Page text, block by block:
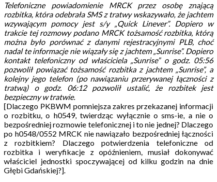
Telefoniczne powiadomienie MRCK przez osobę znającą
rozbitka, która odebrała SMSz tratwy wskazywało, że jachtem
wzywającym pomocy jest s/y „Quick Linever”. Dopiero w
trakcie tej rozmowy podano MRCK tożsamość rozbitka, którą
można było porównać z danymi rejestracyjnymi PLB, choć
nadal te informacje nie wiązały się z jachtem „Sunrise”. Dopiero
kontakt telefoniczny od właściciela „Sunrise” o godz. 05:56
pozwolił powiązać tożsamość rozbitka z jachtem „Sunrise”, a
kolejny jego telefon (po nawiązaniu przerywanej łączności z
tratwą) o godz. 06:12 pozwolił ustalić, że rozbitek jest
bezpieczny w tratwie.
[Dlaczego PKBWM pomniejsza zakres przekazanej informacji
o rozbitku, o h0549, twierdząc wyłącznie o sms-ie, a nie o
bezpośredniej rozmowie telefonicznej i to nie jednej? Dlaczego
po h0548/0552 MRCK nie nawiązało bezpośredniej łączności
z rozbitkiem? Dlaczego potwierdzenia telefoniczne od
rozbitka i weryfikacje z opóźnieniem, musiał dokonywać
właściciel jednostki spoczywającej od kilku godzin na dnie
Głębi Gdańskiej?].